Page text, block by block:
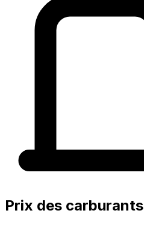
Prix des carburants